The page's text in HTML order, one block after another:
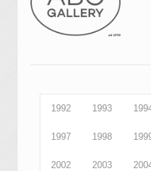
1992 1993
1997 1998
2002 2003